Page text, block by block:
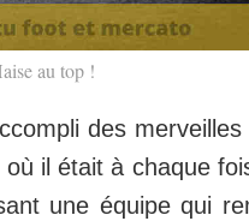
au top !
des
il était à chaque
une équipe qui